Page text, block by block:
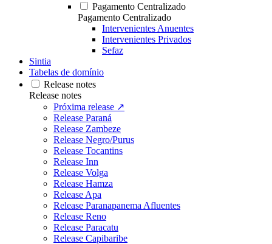
Pagamento Centralizado
Pagamento Centralizado
Intervenientes Anuentes
Intervenientes Privados
Sefaz
Sintia
Tabelas de domínio
Release notes
Release notes
Próxima release ↗
Release Paraná
Release Zambeze
Release Negro/Purus
Release Tocantins
Release Inn
Release Volga
Release Hamza
Release Apa
Release Paranapanema Afluentes
Release Reno
Release Paracatu
Release Capibaribe